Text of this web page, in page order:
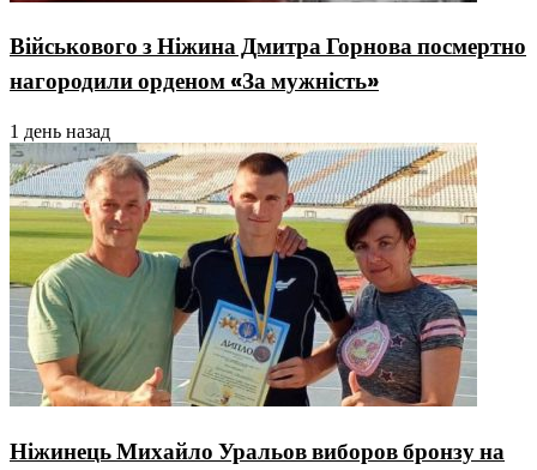
Військового з Ніжина Дмитра Горнова посмертно
нагородили орденом «За мужність»
1 день назад
Ніжинець Михайло Уральов виборов бронзу на